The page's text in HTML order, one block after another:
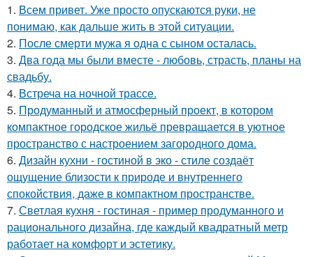
1. Всем привет. Уже просто опускаются руки, не
понимаю, как дальше жить в этой ситуации.
2. После смерти мужа я одна с сыном осталась.
3. Два года мы были вместе - любовь, страсть, планы на
свадьбу.
4. Встреча на ночной трассе.
5. Продуманный и атмосферный проект, в котором
компактное городское жильё превращается в уютное
пространство с настроением загородного дома.
6. Дизайн кухни - гостиной в эко - стиле создаёт
ощущение близости к природе и внутреннего
спокойствия, даже в компактном пространстве.
7. Светлая кухня - гостиная - пример продуманного и
рационального дизайна, где каждый квадратный метр
работает на комфорт и эстетику.